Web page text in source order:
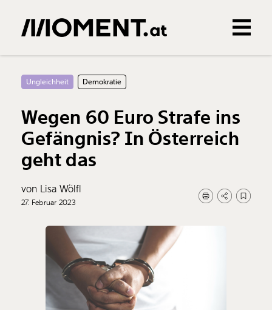
0Treffer
Ungleichheit Demokratie
Wegen 60 Euro Strafe ins
Gefängnis? In Österreich
geht das
von Lisa Wölfl
27. Februar 2023